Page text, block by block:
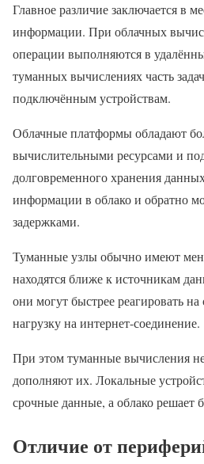
Главное различие заключается в
информации. При облачных
операции выполняются в
туманных вычислениях часть
подключённым устройствам.
Облачные платформы обладают
вычислительными ресурсами и
долговременного хранения
информации в облако и обратно
задержками.
Туманные узлы обычно имеют
находятся ближе к источникам
они могут быстрее реагировать
нагрузку на интернет-соединение.
При этом туманные вычисления
дополняют их. Локальные
срочные данные, а облако решает
Отличие от